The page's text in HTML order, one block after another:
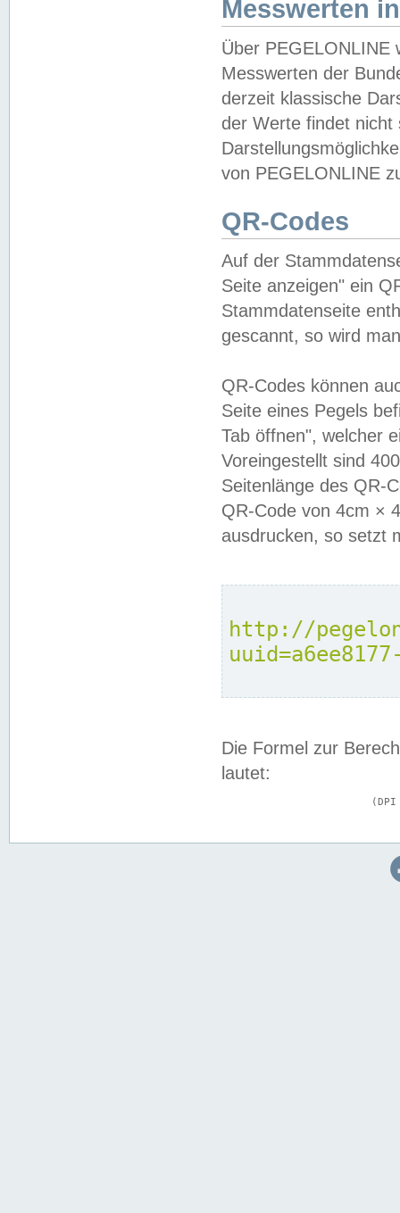
Messwerten
Über PEGELONLINE
Messwerten der
derzeit klassische
der Werte findet
von PEGELONLINE
QR-Codes
Auf der
Seite anzeigen" ein
Stammdatenseite
gescannt, so wird
QR-Codes können
Seite eines Pegels
Tab öffnen", welcher
Voreingestellt sind
Seitenlänge des QR-
QR-Code von 4cm ×
ausdrucken, so setzt
http://
Die Formel zur
lautet: